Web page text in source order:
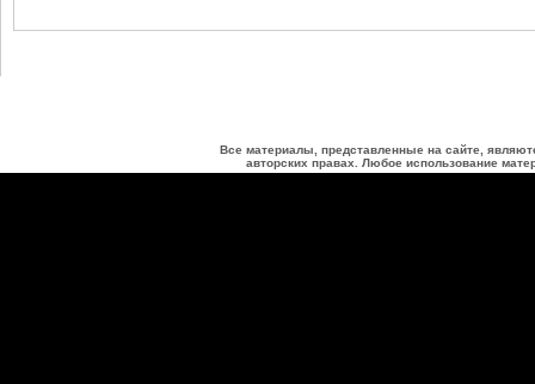
Все материалы, представленные на сайте,
авторских правах. Любое использование